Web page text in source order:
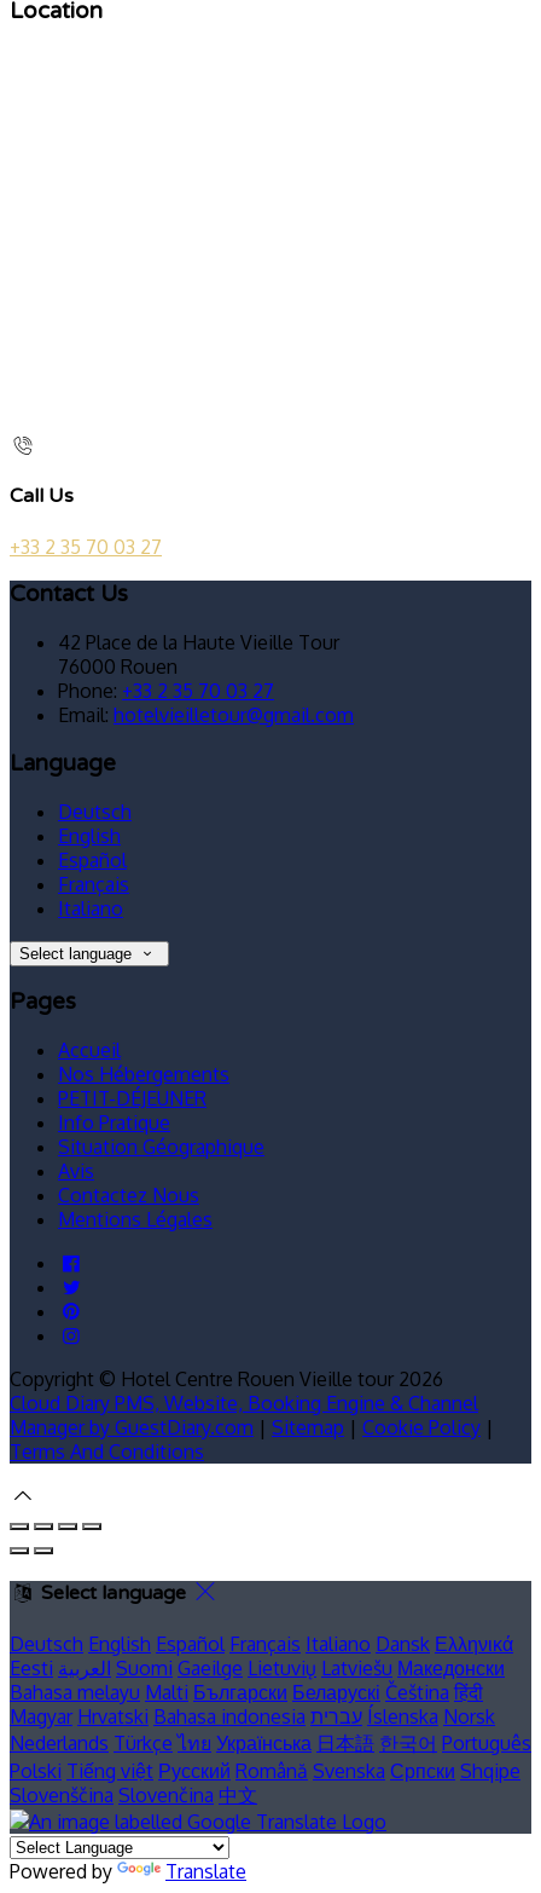
Location
Call Us
+33 2 35 70 03 27
Contact Us
42 Place de la Haute Vieille Tour
76000 Rouen
Phone: +33 2 35 70 03 27
Email: hotelvieilletour@gmail.com
Language
Deutsch
English
Español
Français
Italiano
Select language
Pages
Accueil
Nos Hébergements
PETIT-DÉJEUNER
Info Pratique
Situation Géographique
Avis
Contactez Nous
Mentions Légales
Copyright © Hotel Centre Rouen Vieille tour 2026
Cloud Diary PMS, Website, Booking Engine & Channel
Manager by GuestDiary.com | Sitemap | Cookie Policy |
Terms And Conditions
Select language
Deutsch English Español Français Italiano Dansk Ελληνικά
Eesti العربية Suomi Gaeilge Lietuvių Latviešu Македонски
Bahasa melayu Malti Български Беларускі Čeština हिंदी
Magyar Hrvatski Bahasa indonesia עברית Íslenska Norsk
Nederlands Türkçe ไทย Українська 日本語 한국어 Português
Polski Tiếng việt Русский Română Svenska Српски Shqipe
Slovenščina Slovenčina 中文
Powered by Translate